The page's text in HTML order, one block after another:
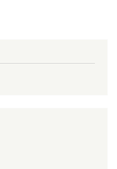
Impacts